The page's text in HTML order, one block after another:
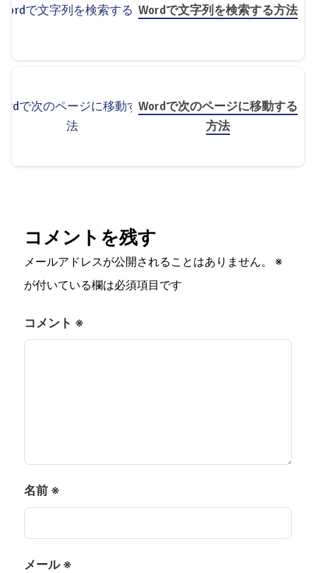
Wordで文字列を検索する方法
Wordで次のページに移動する
方法
コメントを残す
メールアドレスが公開されることはありません。
※
が付いている欄は必須項目です
コメント ※
名前 ※
メール※